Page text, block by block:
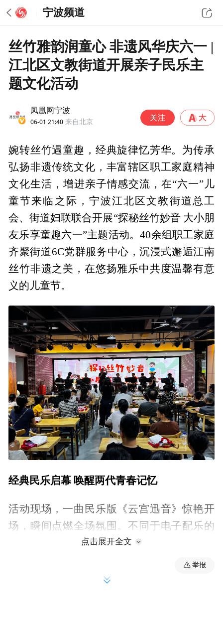
宁波频道
丝竹雅韵润童心 非遗风华庆六一 |
江北区文教街道开展亲子民乐主
题文化活动
凤凰网宁波
06-01 21:40 来自北京
婉转丝竹遇童趣，经典旋律忆芳华。为传承
弘扬非遗传统文化，丰富辖区职工家庭精神
文化生活，增进亲子情感交流，在“六一”儿
童节来临之际，宁波江北区文教街道总工
会、街道妇联联合开展“探秘丝竹妙音 大小朋
友乐享童趣六一”主题活动。40余组职工家庭
齐聚街道6C党群服务中心，沉浸式邂逅江南
丝竹非遗之美，在悠扬雅乐中共度温馨有意
义的儿童节。
经典民乐启幕 唤醒两代青春记忆
活动现场，一曲民乐版《云宫迅音》惊艳开
场，瞬间点燃全场氛围。不同于电子配乐的
风格，本次演出以纯粹传统民乐演绎经典，
二胡嘹亮婉转，复刻出兵器破空的飒爽意
境；笛声空灵悠远，勾勒出天宫仙境的缥缈
点击展开全文
举报